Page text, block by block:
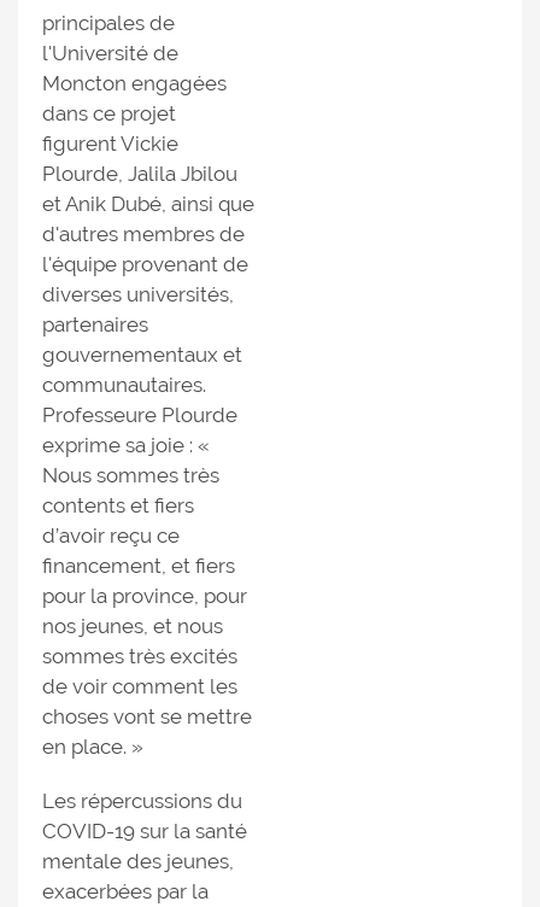
principales de
l'Université de
Moncton engagées
dans ce projet
figurent Vickie
Plourde, Jalila Jbilou
et Anik Dubé, ainsi que
d'autres membres de
l'équipe provenant de
diverses universités,
partenaires
gouvernementaux et
communautaires.
Professeure Plourde
exprime sa joie : «
Nous sommes très
contents et fiers
d’avoir reçu ce
financement, et fiers
pour la province, pour
nos jeunes, et nous
sommes très excités
de voir comment les
choses vont se mettre
en place. »
Les répercussions du
COVID-19 sur la santé
mentale des jeunes,
exacerbées par la